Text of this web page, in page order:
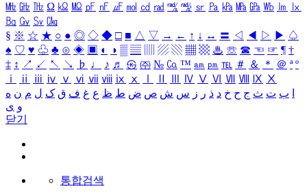
㎒ ㎓ ㎔ Ω ㏀ ㏁ ㎊ ㎋ ㎌ ㏖ ㏅ ㎭ ㎮ ㎯ ㏛ ㎩ ㎪ ㎫ ㎬ ㏝ ㏐
㏓
㏃ ㏉ ㏜ ㏆
§ ※ ☆ ★ ○ ● ◎ ◇ ◆ □ ■ △ ▽ → ← ↑ ↓ ↔ 〓 ◁ ◀ ▷ ▶ ♤
♠ ♡ ♥ ♧ ♣ ⊙ ◈ ▣ ◐ ◑ ▒ ▤ ▨ ▧ ▦ ▩ ♨ ☏ ☎ ☜ ☞ ¶ †
‡ ↕ ↗ ↙ ↖ ↘ ♭ ♩ ♪ ♬ ㉿ ㈜ № ㏇ ™ ㏂ ㏘ ℡ ＃ ＆ ＊ ＠ ª º
ⅰ
ⅱ ⅲ ⅳ ⅴ ⅵ ⅶ ⅷ ⅸ ⅹ Ⅳ Ⅴ Ⅵ Ⅶ Ⅷ Ⅸ Ⅹ
ب ت ث ج ح خ د ذ ر ز س ش ص ض ط ظ ع غ ف ق ک ل م ن ه
و ی
닫기
통합검색